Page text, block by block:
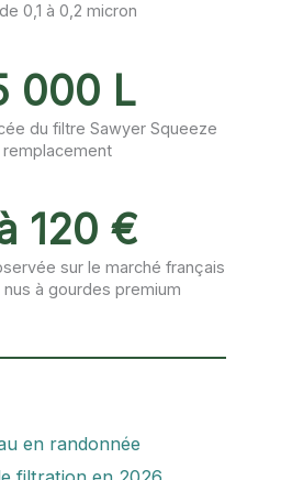
0,1 à 0,2 micron
000 L
du filtre Sawyer Squeeze
remplacement
120 €
sur le marché français
à gourdes premium
en randonnée